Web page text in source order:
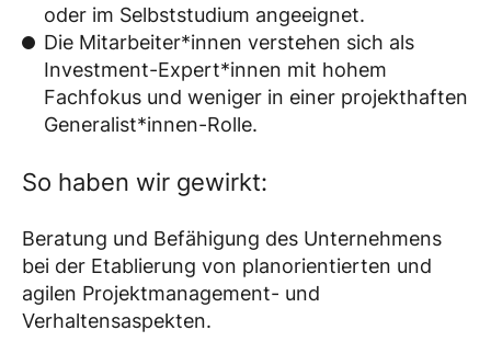
oder im Selbststudium angeeignet.
Die Mitarbeiter*innen verstehen sich als
Investment-Expert*innen mit hohem
Fachfokus und weniger in einer projekthaften
Generalist*innen-Rolle.
So haben wir gewirkt:
Beratung und Befähigung des Unternehmens
bei der Etablierung von planorientierten und
agilen Projektmanagement- und
Verhaltensaspekten.